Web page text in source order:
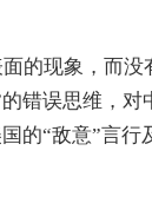
现象，而没
错误思维，
的“敌意”言